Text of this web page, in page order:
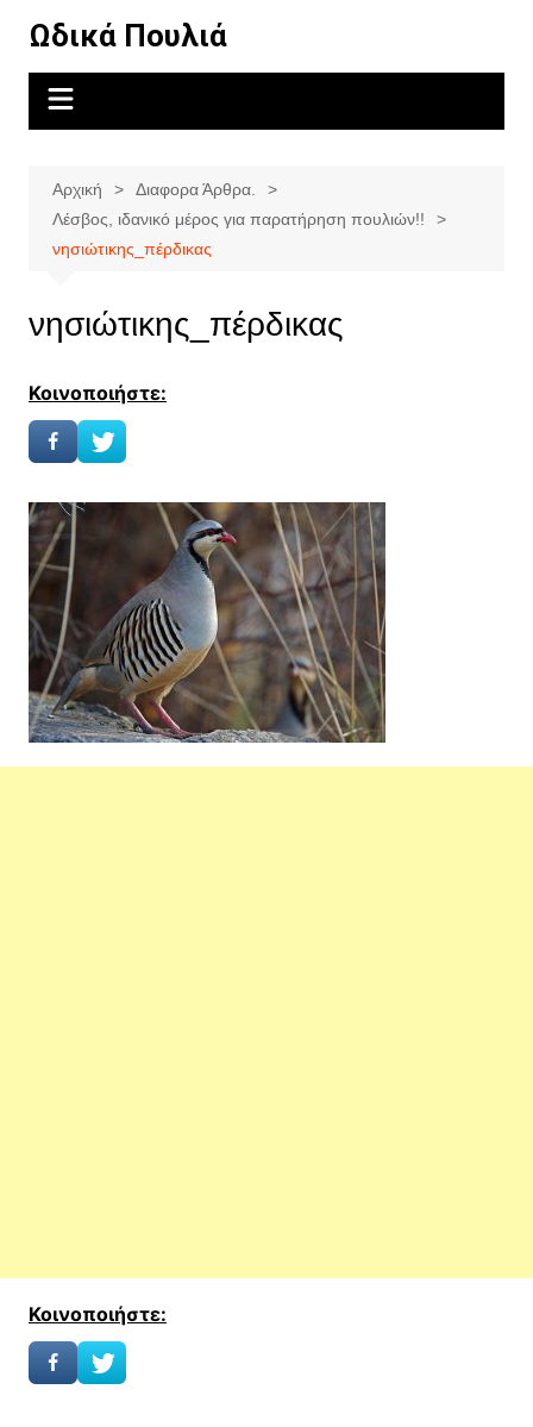
περιεχόμενο
Ωδικά Πουλιά
Αρχική
Διαφορα Άρθρα.
Λέσβος, ιδανικό μέρος για παρατήρηση πουλιών!!
νησιώτικης_πέρδικας
νησιώτικης_πέρδικας
Κοινοποιήστε:
Κοινοποιήστε: